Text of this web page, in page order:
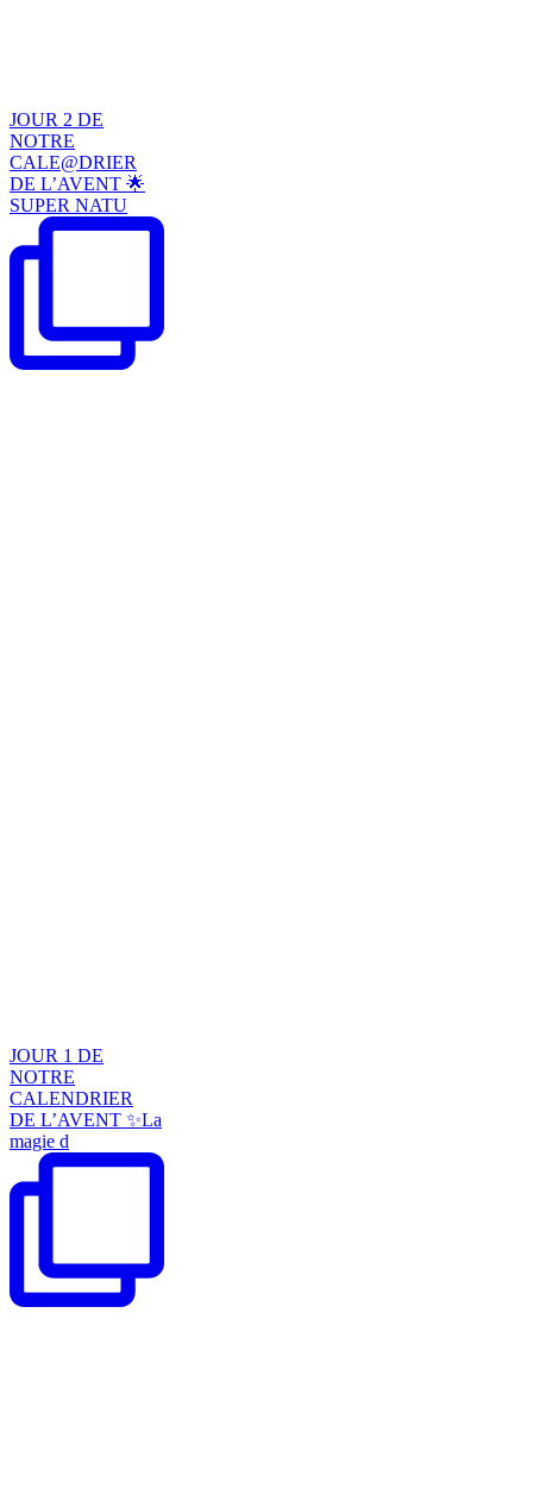
JOUR 2 DE
NOTRE
CALE@DRIER
DE L’AVENT 🌟
SUPER NATU
JOUR 1 DE
NOTRE
CALENDRIER
DE L’AVENT ✨La
magie d